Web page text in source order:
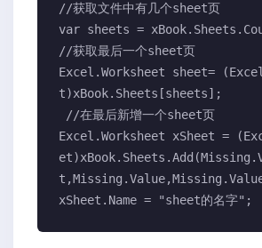
//获取文件中有几个sheet页
var sheets =
//获取最后一个sheet页
Excel.Worksheet sheet=
t)xBook.Sheets[sheets];
Excel.Worksheet xSheet =
xSheet.Name = "sheet的名字";